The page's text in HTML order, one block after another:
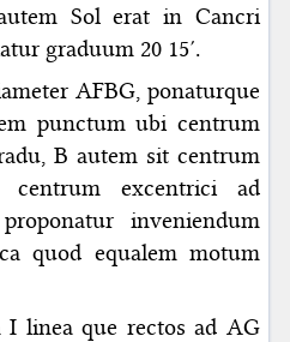
Sol erat in Cancri
graduum 20 15′.
AFBG, ponaturque
punctum ubi centrum
B autem sit centrum
excentrici ad
inveniendum
quod equalem motum
linea que rectos ad AG